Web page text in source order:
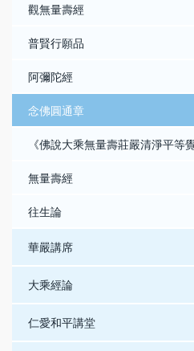
觀無量壽經
普賢行願品
阿彌陀經
念佛圓通章
《佛說大乘無量壽莊嚴清淨平等
無量壽經
往生論
華嚴講席
大乘經論
仁愛和平講堂